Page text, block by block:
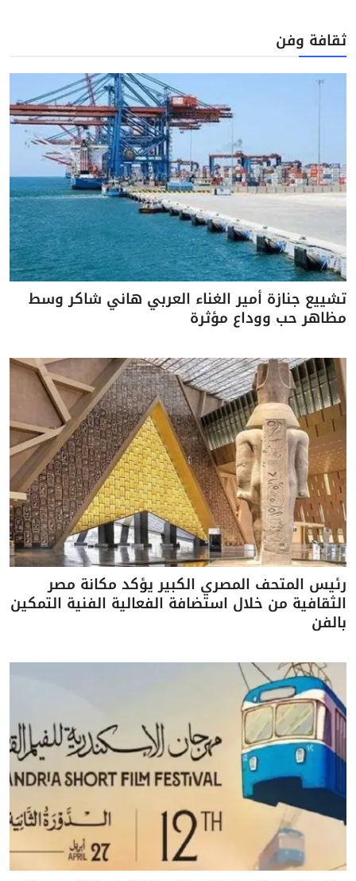
ثقافة وفن
تشييع جنازة أمير الغناء العربي هاني شاكر وسط
مظاهر حب ووداع مؤثرة
رئيس المتحف المصري الكبير يؤكد مكانة مصر
الثقافية من خلال استضافة الفعالية الفنية التمكين
بالفن